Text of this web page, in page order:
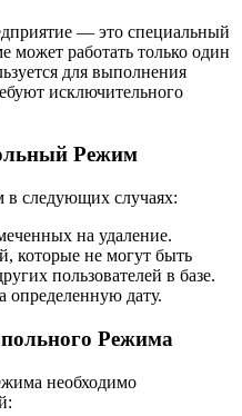
— это специальный
может работать только один
для выполнения
исключительного
Режим
следующих случаях:
на удаление.
которые не могут быть
пользователей в базе.
определенную дату.
Режима
необходимо